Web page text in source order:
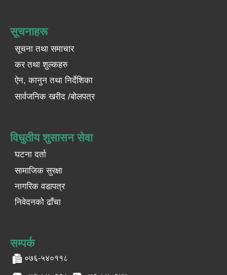
सूचनाहरू
सूचना तथा समाचार
कर तथा शुल्कहरु
ऐन, कानुन तथा निर्देशिका
सार्वजनिक खरीद /बोलपत्र
विधुतीय शुसासन सेवा
घटना दर्ता
सामाजिक सुरक्षा
नागरिक वडापत्र
निवेदनको ढाँचा
सम्पर्क
०७६-५४०११८